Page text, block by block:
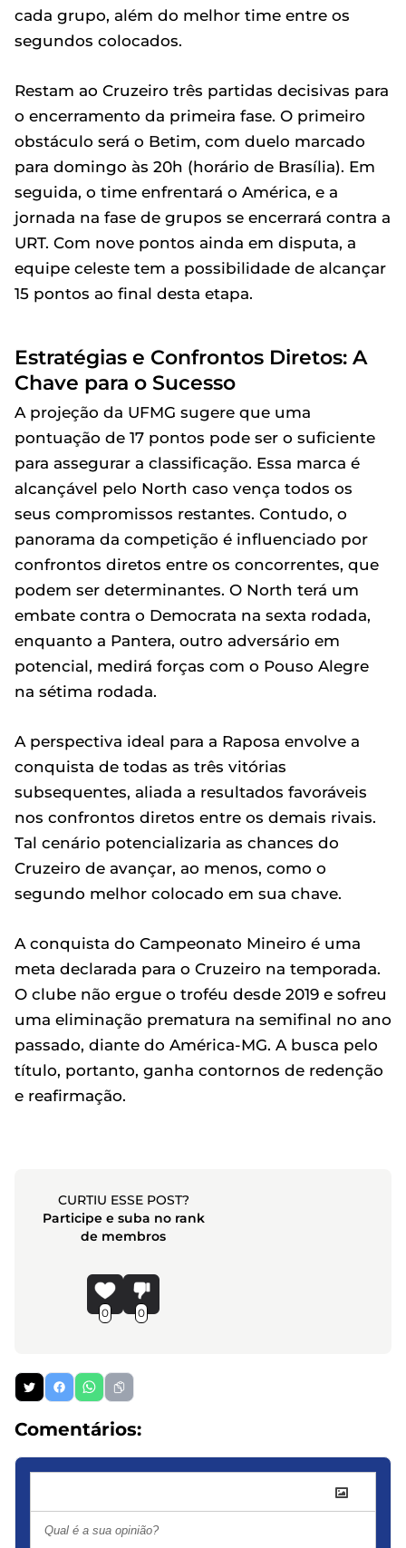
cada grupo, além do melhor time entre os
segundos colocados.
Restam ao Cruzeiro três partidas decisivas para
o encerramento da primeira fase. O primeiro
obstáculo será o Betim, com duelo marcado
para domingo às 20h (horário de Brasília). Em
seguida, o time enfrentará o América, e a
jornada na fase de grupos se encerrará contra a
URT. Com nove pontos ainda em disputa, a
equipe celeste tem a possibilidade de alcançar
15 pontos ao final desta etapa.
Estratégias e Confrontos Diretos: A
Chave para o Sucesso
A projeção da UFMG sugere que uma
pontuação de 17 pontos pode ser o suficiente
para assegurar a classificação. Essa marca é
alcançável pelo North caso vença todos os
seus compromissos restantes. Contudo, o
panorama da competição é influenciado por
confrontos diretos entre os concorrentes, que
podem ser determinantes. O North terá um
embate contra o Democrata na sexta rodada,
enquanto a Pantera, outro adversário em
potencial, medirá forças com o Pouso Alegre
na sétima rodada.
A perspectiva ideal para a Raposa envolve a
conquista de todas as três vitórias
subsequentes, aliada a resultados favoráveis
nos confrontos diretos entre os demais rivais.
Tal cenário potencializaria as chances do
Cruzeiro de avançar, ao menos, como o
segundo melhor colocado em sua chave.
A conquista do Campeonato Mineiro é uma
meta declarada para o Cruzeiro na temporada.
O clube não ergue o troféu desde 2019 e sofreu
uma eliminação prematura na semifinal no ano
passado, diante do América-MG. A busca pelo
título, portanto, ganha contornos de redenção
e reafirmação.
CURTIU ESSE POST?
Participe e suba no rank
de membros
0 0
Comentários: